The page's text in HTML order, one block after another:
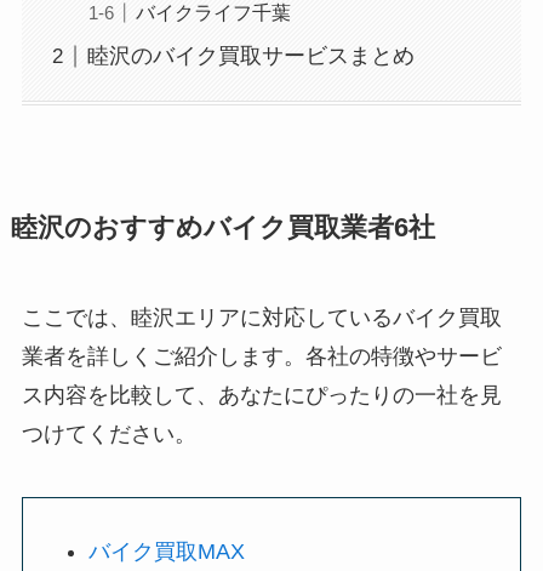
バイクライフ千葉
睦沢のバイク買取サービスまとめ
睦沢のおすすめバイク買取業者6社
ここでは、睦沢エリアに対応しているバイク買取
業者を詳しくご紹介します。各社の特徴やサービ
ス内容を比較して、あなたにぴったりの一社を見
つけてください。
バイク買取MAX